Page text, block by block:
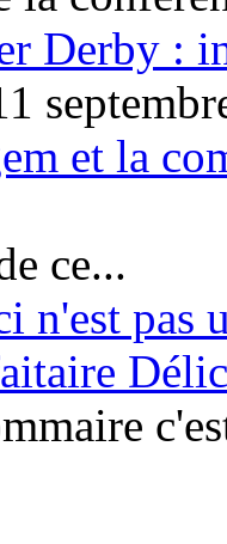
Derby :
et la
ce...
n'est pas